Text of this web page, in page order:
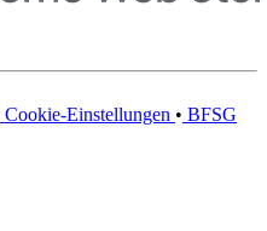
Cookie-Einstellungen • BFSG